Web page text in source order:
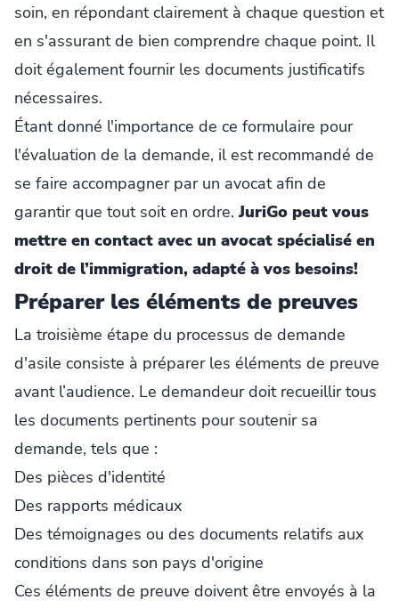
soin, en répondant clairement à chaque question et
en s'assurant de bien comprendre chaque point. Il
doit également fournir les documents justificatifs
nécessaires.
Étant donné l'importance de ce formulaire pour
l'évaluation de la demande, il est recommandé de
se faire accompagner par un avocat afin de
garantir que tout soit en ordre. JuriGo peut vous
mettre en contact avec un avocat spécialisé en
droit de l’immigration, adapté à vos besoins!
Préparer les éléments de preuves
La troisième étape du processus de demande
d'asile consiste à préparer les éléments de preuve
avant l’audience. Le demandeur doit recueillir tous
les documents pertinents pour soutenir sa
demande, tels que :
Des pièces d'identité
Des rapports médicaux
Des témoignages ou des documents relatifs aux
conditions dans son pays d'origine
Ces éléments de preuve doivent être envoyés à la